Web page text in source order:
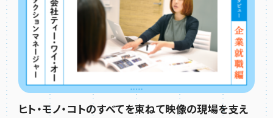
ヒト・モノ・コトのすべてを束ねて映像の現場を支え